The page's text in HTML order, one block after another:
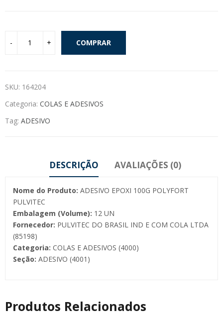
COMPRAR
SKU: 164204
Categoria: COLAS E ADESIVOS
Tag: ADESIVO
DESCRIÇÃO AVALIAÇÕES (0)
Nome do Produto: ADESIVO EPOXI 100G POLYFORT
PULVITEC
Embalagem (Volume): 12 UN
Fornecedor: PULVITEC DO BRASIL IND E COM COLA LTDA
(85198)
Categoria: COLAS E ADESIVOS (4000)
Seção: ADESIVO (4001)
Produtos Relacionados